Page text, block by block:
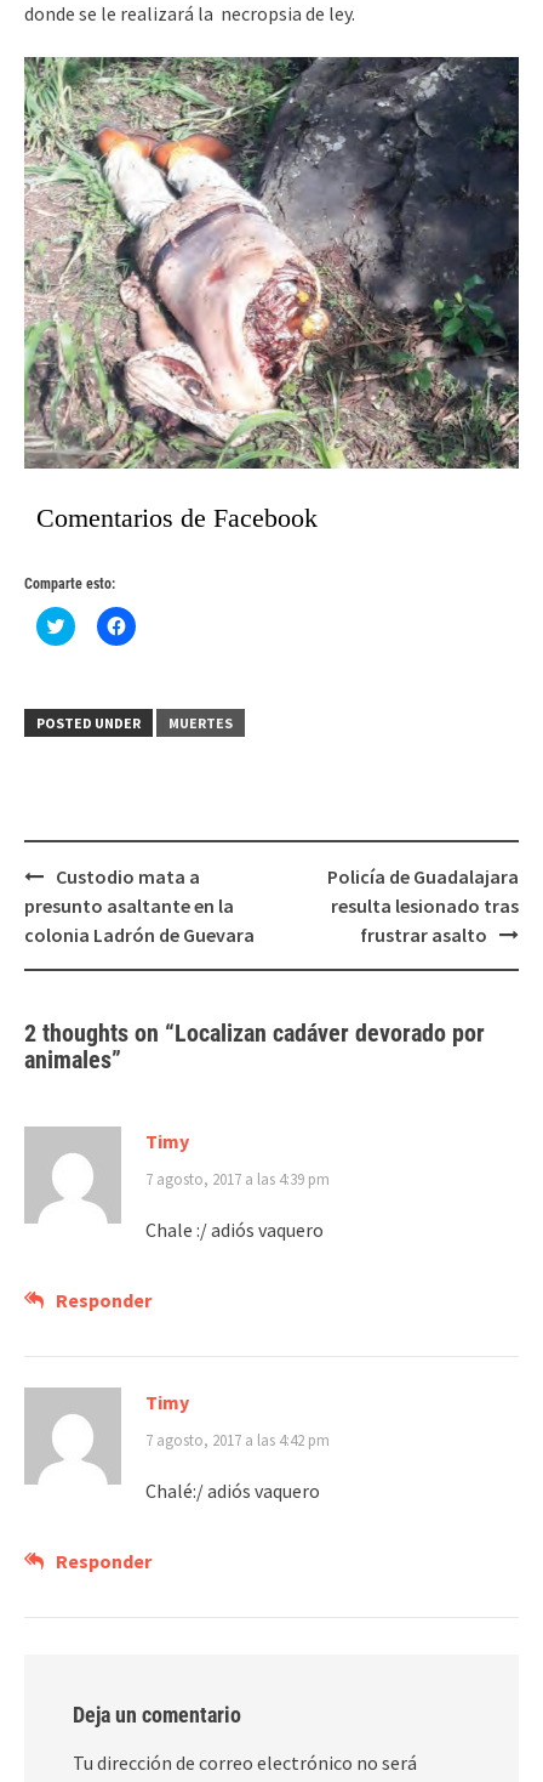
donde se le realizará la necropsia de ley.
Comentarios de Facebook
Comparte esto:
Haz
clic
(Se
abre
Haz
clic
(Se
abre
POSTED UNDER MUERTES
Post
navigation
Custodio mata a
presunto asaltante en la
colonia Ladrón de Guevara
Policía de Guadalajara
resulta lesionado tras
frustrar asalto
2 thoughts on “Localizan cadáver devorado por
animales”
Timy
7 agosto, 2017 a las 4:39 pm
Chale :/ adiós vaquero
Responder
Timy
7 agosto, 2017 a las 4:42 pm
Chalé:/ adiós vaquero
Responder
Deja un comentario
Tu dirección de correo electrónico no será